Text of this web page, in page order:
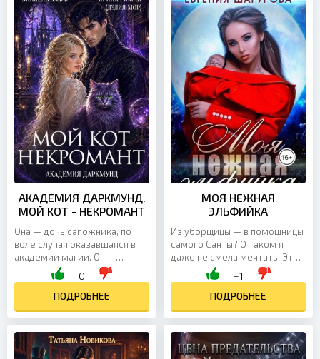
АКАДЕМИЯ ДАРКМУНД.
МОЙ КОТ - НЕКРОМАНТ
Она — дочь сапожника, по
воле случая оказавшаяся в
академии магии. Он —
ректор, который не помнит,
что однажды уже любил её. С
первой встречи их...
0
ПОДРОБНЕЕ
МОЯ НЕЖНАЯ
ЭЛЬФИЙКА
Из уборщицы — в помощницы
самого Санты? О таком я
даже не смела мечтать. Это
же шанс, который выпадает
один раз в жизни. И что я за
дура, если его...
+1
ПОДРОБНЕЕ